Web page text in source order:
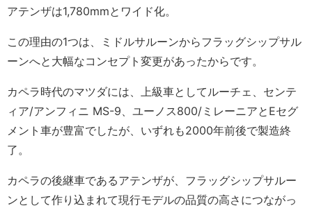
アテンザは1,780mmとワイド化。
この理由の1つは、ミドルサルーンからフラッグシップサル
ーンへと大幅なコンセプト変更があったからです。
カペラ時代のマツダには、上級車としてルーチェ、センテ
ィア/アンフィニ MS-9、ユーノス800/ミレーニアとEセグ
メント車が豊富でしたが、いずれも2000年前後で製造終
了。
カペラの後継車であるアテンザが、フラッグシップサルー
ンとして作り込まれて現行モデルの品質の高さにつながっ